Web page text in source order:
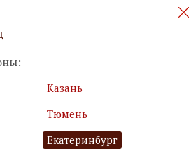
акции и новинки
Казань
Тюмень
Екатеринбург